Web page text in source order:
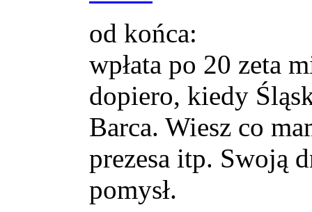
od końca:
wpłata po 20 zeta
dopiero, kiedy
Barca. Wiesz co
prezesa itp. Swoją
pomysł.